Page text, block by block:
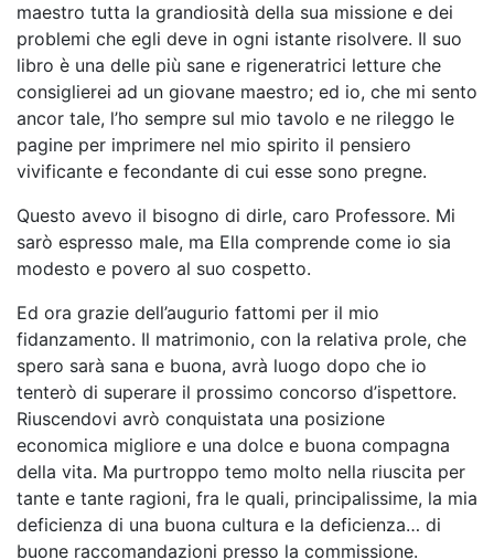
maestro tutta la grandiosità della sua missione e dei
problemi che egli deve in ogni istante risolvere. Il suo
libro è una delle più sane e rigeneratrici letture che
consiglierei ad un giovane maestro; ed io, che mi sento
ancor tale, l’ho sempre sul mio tavolo e ne rileggo le
pagine per imprimere nel mio spirito il pensiero
vivificante e fecondante di cui esse sono pregne.
Questo avevo il bisogno di dirle, caro Professore. Mi
sarò espresso male, ma Ella comprende come io sia
modesto e povero al suo cospetto.
Ed ora grazie dell’augurio fattomi per il mio
fidanzamento. Il matrimonio, con la relativa prole, che
spero sarà sana e buona, avrà luogo dopo che io
tenterò di superare il prossimo concorso d’ispettore.
Riuscendovi avrò conquistata una posizione
economica migliore e una dolce e buona compagna
della vita. Ma purtroppo temo molto nella riuscita per
tante e tante ragioni, fra le quali, principalissime, la mia
deficienza di una buona cultura e la deficienza… di
buone raccomandazioni presso la commissione.